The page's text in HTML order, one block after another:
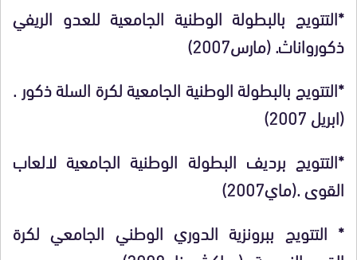
*التتويج بالبطولة الوطنية الجامعية للعدو الريفي
ذكورواناث. (مارس2007)
*التتويج بالبطولة الوطنية الجامعية لكرة السلة ذكور .
(ابريل 2007)
*التتويج برديف البطولة الوطنية الجامعية لالعاب
القوى .(ماي2007)
* التتويج ببرونزية الدوري الوطني الجامعي لكرة